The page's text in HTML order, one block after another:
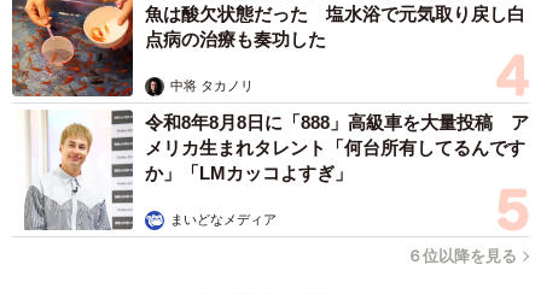
魚は酸欠状態だった 塩水浴で元気取り戻し白
点病の治療も奏功した
中将 タカノリ
令和8年8月8日に「888」高級車を大量投稿 ア
メリカ生まれタレント「何台所有してるんです
か」「LMカッコよすぎ」
まいどなメディア
６位以降を見る